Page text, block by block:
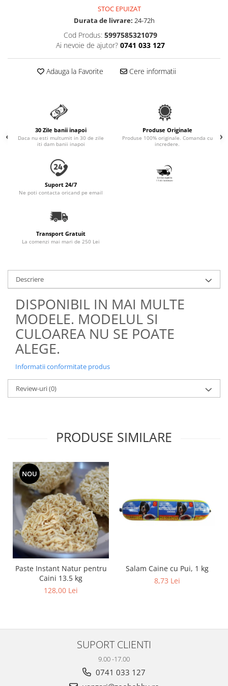
Accesorii Acasă și Mobilier
Dresaj & Sport
STOC EPUIZAT
Durata de livrare: 24-72h
Cod Produs: 5997585321079
Ai nevoie de ajutor? 0741 033 127
Adauga la Favorite Cere informatii
30 Zile banii inapoi
Daca nu esti multumit in 30 de zile
iti dam banii inapoi
Produse Originale
Produse 100% originale. Comanda cu
incredere.
Suport 24/7
Ne poti contacta oricand pe email
Transport Gratuit
La comenzi mai mari de 250 Lei
Descriere
DISPONIBIL IN MAI MULTE
MODELE. MODELUL SI
CULOAREA NU SE POATE
ALEGE.
Informatii conformitate produs
Review-uri(0)
PRODUSE SIMILARE
NOU
Paste Instant Natur pentru
Caini 13.5 kg
128,00 Lei
Salam Caine cu Pui, 1 kg
8,73 Lei
SUPORT CLIENTI
9.00 -17.00
0741 033 127